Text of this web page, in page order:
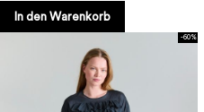
In den Warenkorb
-60%